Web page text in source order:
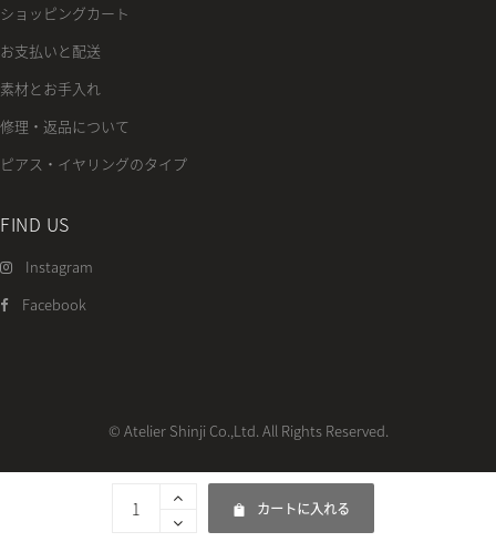
カートに入れる
ショッピングカート
お支払いと配送
素材とお手入れ
修理・返品について
ピアス・イヤリングのタイプ
FIND US
Instagram
Facebook
© Atelier Shinji Co.,Ltd. All Rights Reserved.